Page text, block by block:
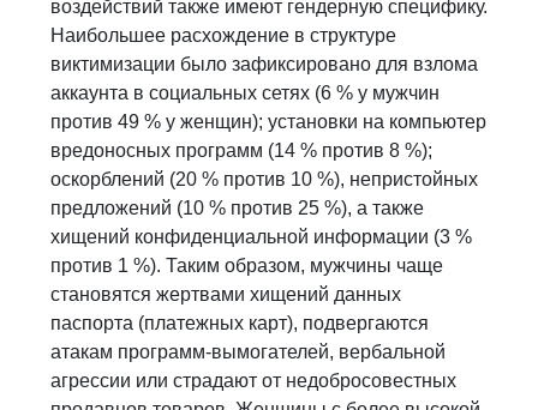
воздействий также имеют гендерную специфику.
Наибольшее расхождение в структуре
виктимизации было зафиксировано для взлома
аккаунта в социальных сетях (6 % у мужчин
против 49 % у женщин); установки на компьютер
вредоносных программ (14 % против 8 %);
оскорблений (20 % против 10 %), непристойных
предложений (10 % против 25 %), а также
хищений конфиденциальной информации (3 %
против 1 %). Таким образом, мужчины чаще
становятся жертвами хищений данных
паспорта (платежных карт), подвергаются
атакам программ-вымогателей, вербальной
агрессии или страдают от недобросовестных